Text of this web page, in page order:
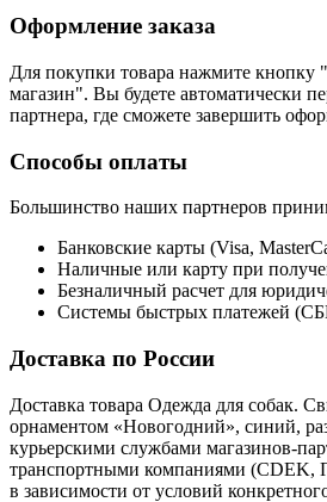
Оформление заказа
Для покупки товара нажмите
магазин". Вы будете автоматически
партнера, где сможете завершить
Способы оплаты
Большинство наших партнеров
Банковские карты (Visa,
Наличные или карту при
Безналичный расчет для
Системы быстрых платежей
Доставка по России
Доставка товара Одежда для собак.
орнаментом «Новогодний», синий,
курьерскими службами магазинов-
транспортными компаниями (CDEK,
в зависимости от условий